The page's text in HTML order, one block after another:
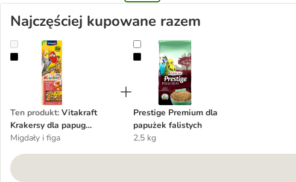
Najczęściej kupowane razem
Vitakraft Krakersy dla papug falistych
Ten produkt: Vitakraft
Krakersy dla papug
falistych
Migdały i figa
Prestige Premium dla papużek falistych
Prestige Premium dla
papużek falistych
2,5 kg